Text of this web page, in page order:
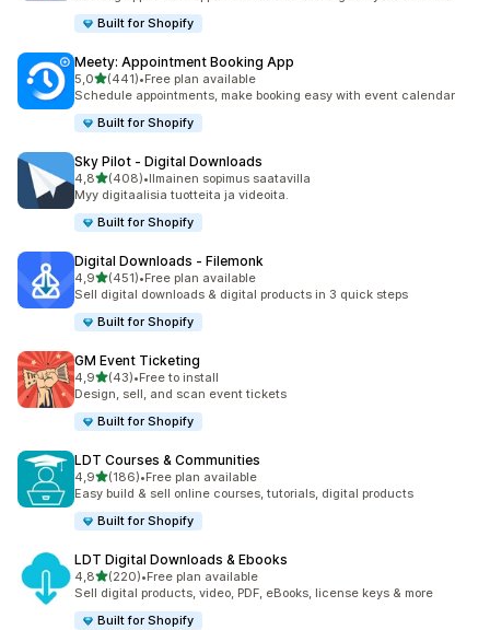
Built for Shopify
Meety: Appointment Booking App
5,0/ 5 tähteä
(441)
441 arvostelua yhteensä
•Free plan available
Schedule appointments, make booking easy with event calendar
Built for Shopify
Sky Pilot ‑ Digital Downloads
4,8/ 5 tähteä
(408)
408 arvostelua yhteensä
•Ilmainen sopimus saatavilla
Myy digitaalisia tuotteita ja videoita.
Built for Shopify
Digital Downloads ‑ Filemonk
4,9/ 5 tähteä
(451)
451 arvostelua yhteensä
•Free plan available
Sell digital downloads & digital products in 3 quick steps
Built for Shopify
GM Event Ticketing
4,9/ 5 tähteä
(43)
43 arvostelua yhteensä
•Free to install
Design, sell, and scan event tickets
Built for Shopify
LDT Courses & Communities
4,9/ 5 tähteä
(186)
186 arvostelua yhteensä
•Free plan available
Easy build & sell online courses, tutorials, digital products
Built for Shopify
LDT Digital Downloads & Ebooks
4,8/ 5 tähteä
(220)
220 arvostelua yhteensä
•Free plan available
Sell digital products, video, PDF, eBooks, license keys & more
Built for Shopify